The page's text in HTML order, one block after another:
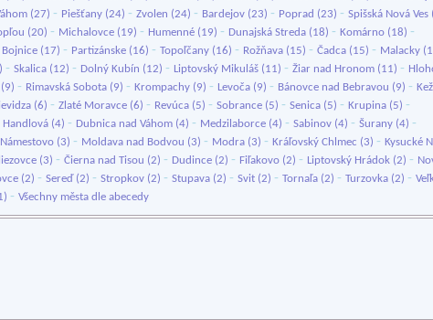
(27) - Piešťany (24) - Zvolen (24) - Bardejov (23) - Poprad (23) - Spišská Nová Ves
(20) - Michalovce (19) - Humenné (19) - Dunajská Streda (18) - Komárno (18) -
Bojnice (17) - Partizánske (16) - Topoľčany (16) - Rožňava (15) - Čadca (15) - Malacky
- Skalica (12) - Dolný Kubín (12) - Liptovský Mikuláš (11) - Žiar nad Hronom (11) -
(9) - Rimavská Sobota (9) - Krompachy (9) - Levoča (9) - Bánovce nad Bebravou (9) -
(6) - Zlaté Moravce (6) - Revúca (5) - Sobrance (5) - Senica (5) - Krupina (5) -
Handlová (4) - Dubnica nad Váhom (4) - Medzilaborce (4) - Sabinov (4) - Šurany (4) -
Námestovo (3) - Moldava nad Bodvou (3) - Modra (3) - Kráľovský Chlmec (3) - Kysucké
(3) - Čierna nad Tisou (2) - Dudince (2) - Fiľakovo (2) - Liptovský Hrádok (2) -
(2) - Sereď(2) - Stropkov (2) - Stupava (2) - Svit (2) - Tornaľa (2) - Turzovka (2) -
- Všechny města dle abecedy